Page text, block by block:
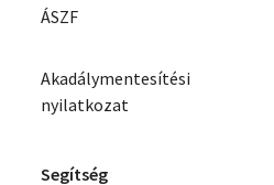
ÁSZF
Akadálymentesítési
nyilatkozat
Segítség